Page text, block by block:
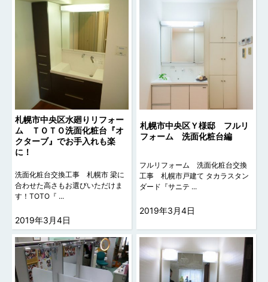
札幌市中央区水廻りリフォー
ム ＴＯＴＯ洗面化粧台『オ
クターブ』でお手入れも楽
に！
洗面化粧台交換工事 札幌市 梁に
合わせた高さもお選びいただけま
す！TOTO『 ...
2019年3月4日
札幌市中央区Ｙ様邸 フルリ
フォーム 洗面化粧台編
フルリフォーム 洗面化粧台交換
工事 札幌市戸建て タカラスタン
ダード『サニテ ...
2019年3月4日